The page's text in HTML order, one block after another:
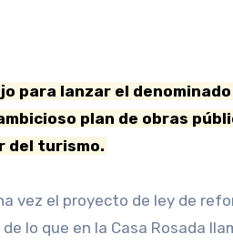
plan de obras
del turismo.
vez el proyecto de ley de
de lo que en la Casa Rosada